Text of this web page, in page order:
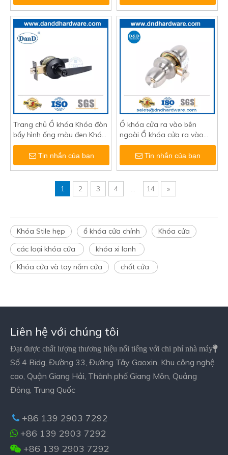
Trang chủ Ổ khóa Khóa đòn
bẩy hình ống màu đen Khóa
ngoài cửa-DDLK023
Tin nhắn của bạn
Ổ khóa cửa ra vào bên
ngoài Ổ khóa cửa ra vào
bằng thép không gỉ-
DDLK003Tin nhắn của bạn
1 2 3 4 ... 14 »
Khóa Stile hẹp ổ khóa cửa chính
Khóa cửa
các loại khóa cửa
khóa xi lanh
Khóa cửa và tay nắm cửa
chốt cửa
Liên hệ với chúng tôi
Đạt được chất lượng thương hiệu nổi tiếng với chi phí nhà máy
Số 4 Bidg, Đường 33, Đường Tây Gaoxin, Khu công nghệ
cao, Quận Giang Hải, Thành phố Giang Môn, Quảng
Đông, Trung Quốc
 +86 139 2903 7292
 +86 139 2903 7292
 +86 139 2903 7292